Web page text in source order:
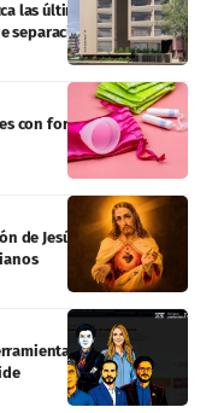
las últimas unidades en
separación
con formación sobre
de Jesús: cómo una
interactiva que